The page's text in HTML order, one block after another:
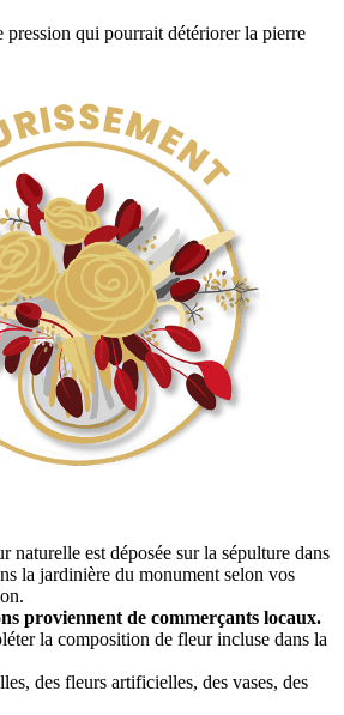
pression qui pourrait détériorer la pierre
naturelle est déposée sur la sépulture dans
la jardinière du monument selon vos
proviennent de commerçants locaux.
la composition de fleur incluse dans la
des fleurs artificielles, des vases, des